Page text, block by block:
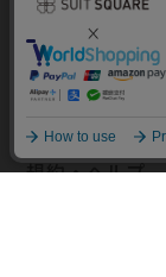
レディースカテ
コンテンツ
規約・ヘルプ
当サイトでは利用
ックの分析を目的と
された場合、
はプライバシーポリシ